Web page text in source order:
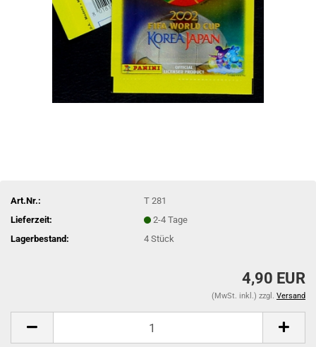
Art.Nr.:
T 281
Lieferzeit:
2-4 Tage
Lagerbestand:
4Stück
4,90 EUR
(MwSt. inkl.) zzgl. Versand